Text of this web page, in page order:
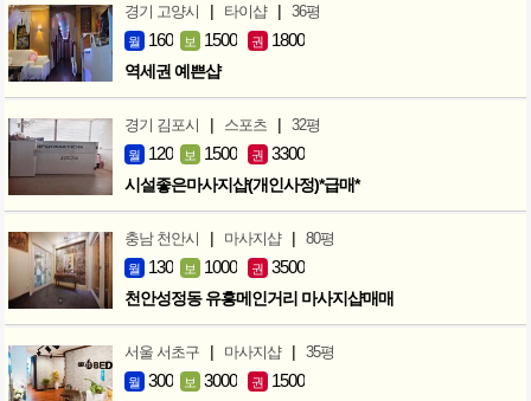
경기 고양시 | 타이샵 | 36평
월 160 보 1500 권 1800
역세권 예쁜샵
경기 김포시 | 스포츠 | 32평
월 120 보 1500 권 3300
시설좋은마사지샵(개인사정)*급매*
충남 천안시 | 마사지샵 | 80평
월 130 보 1000 권 3500
천안성정동 유흥메인거리 마사지샵매매
서울 서초구 | 마사지샵 | 35평
월 300 보 3000 권 1500